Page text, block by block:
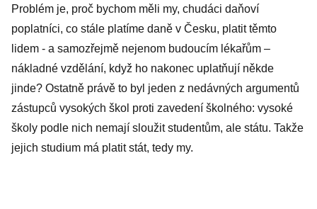
Problém je, proč bychom měli my, chudáci daňoví
poplatníci, co stále platíme daně v Česku, platit těmto
lidem - a samozřejmě nejenom budoucím lékařům –
nákladné vzdělání, když ho nakonec uplatňují někde
jinde? Ostatně právě to byl jeden z nedávných argumentů
zástupců vysokých škol proti zavedení školného: vysoké
školy podle nich nemají sloužit studentům, ale státu. Takže
jejich studium má platit stát, tedy my.